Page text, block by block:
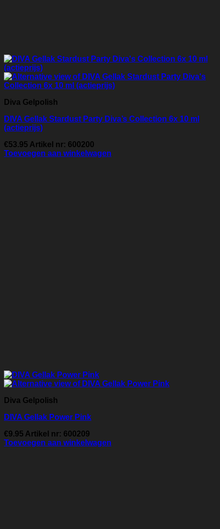
Diva Gelpolish
DIVA Gellak Stardust Party Diva’s Collection 6x 10 ml
(actieprijs)
€53.95 Artikel nr: 600200
Toevoegen aan winkelwagen
Diva Gelpolish
DIVA Gellak Power Pink
€9.95 Artikel nr: 600209
Toevoegen aan winkelwagen